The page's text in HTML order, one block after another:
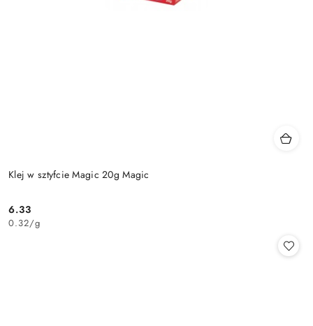
Klej w sztyfcie Magic 20g Magic
Cena:
6.33
0.32/g